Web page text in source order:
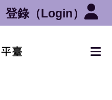
登錄（Login）